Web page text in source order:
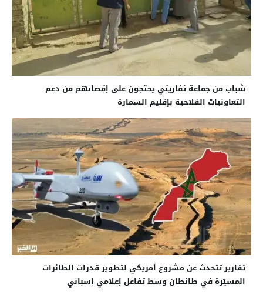
شباب من جماعة تفاريتي يحتجون على إقصائهم من دعم
التعاونيات الفلاحية بإقليم السمارة
تقارير تتحدث عن مشروع أمريكي لتطوير قدرات الطائرات
المسيّرة في طانطان وسط تفاعل إعلامي إسباني